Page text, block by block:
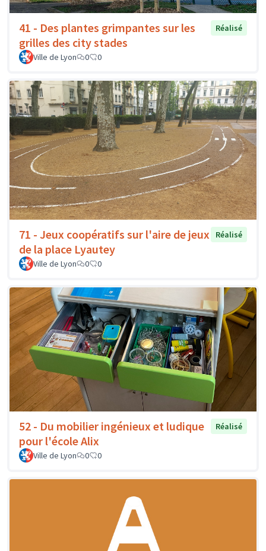
41 - Des plantes grimpantes sur les
grilles des city stades
Réalisé
Ville de Lyon 0 0
71 - Jeux coopératifs sur l'aire de jeux
de la place Lyautey
Réalisé
Ville de Lyon 0 0
52 - Du mobilier ingénieux et ludique
pour l'école Alix
Réalisé
Ville de Lyon 0 0